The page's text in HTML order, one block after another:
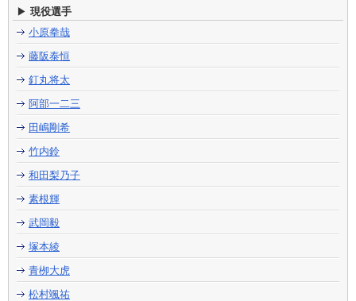
現役選手
小原拳哉
藤阪泰恒
釘丸将太
阿部一二三
田嶋剛希
竹内鈴
和田梨乃子
素根輝
武岡毅
塚本綾
青栁大虎
松村颯祐